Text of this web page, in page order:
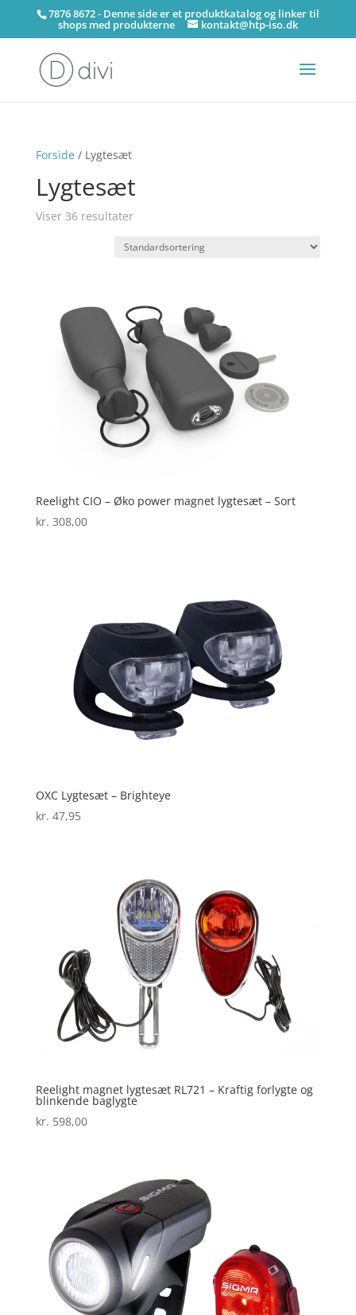
7876 8672 - Denne side er et produktkatalog og linker til
shops med produkterne kontakt@htp-iso.dk
Forside/ Lygtesæt
Lygtesæt
Viser 36 resultater
Reelight CIO – Øko power magnet lygtesæt – Sort
kr. 308,00
OXC Lygtesæt – Brighteye
kr. 47,95
Reelight magnet lygtesæt RL721 – Kraftig forlygte og
blinkende baglygte
kr. 598,00